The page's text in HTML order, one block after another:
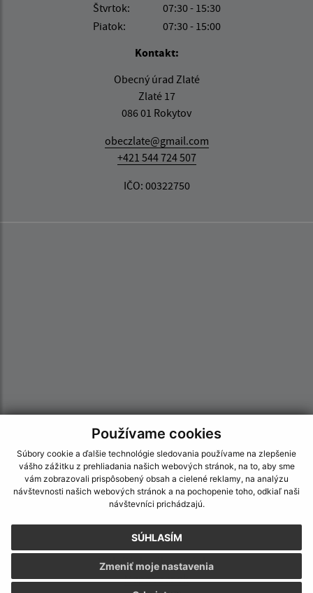
Používame cookies
Súbory cookie a ďalšie technológie sledovania používame na zlepšenie
vášho zážitku z prehliadania našich webových stránok, na to, aby sme
vám zobrazovali prispôsobený obsah a cielené reklamy, na analýzu
návštevnosti našich webových stránok a na pochopenie toho, odkiaľ naši
návštevníci prichádzajú.
SÚHLASÍM
Zmeniť moje nastavenia
Štvrtok:
07:30 - 15:30
Piatok:
07:30 - 15:00
Kontakt:
Obecný úrad Zlaté
Zlaté 17
086 01 Rokytov
obeczlate@gmail.com
+421 544 724 507
IČO: 00322750
Informácie o stránke:
Vyhlásenie o prístupnosti
Autorské práva
Ochrana osobných údajov
Navigácia:
Vytlačiť aktuálnu stránku
Mapa stránok